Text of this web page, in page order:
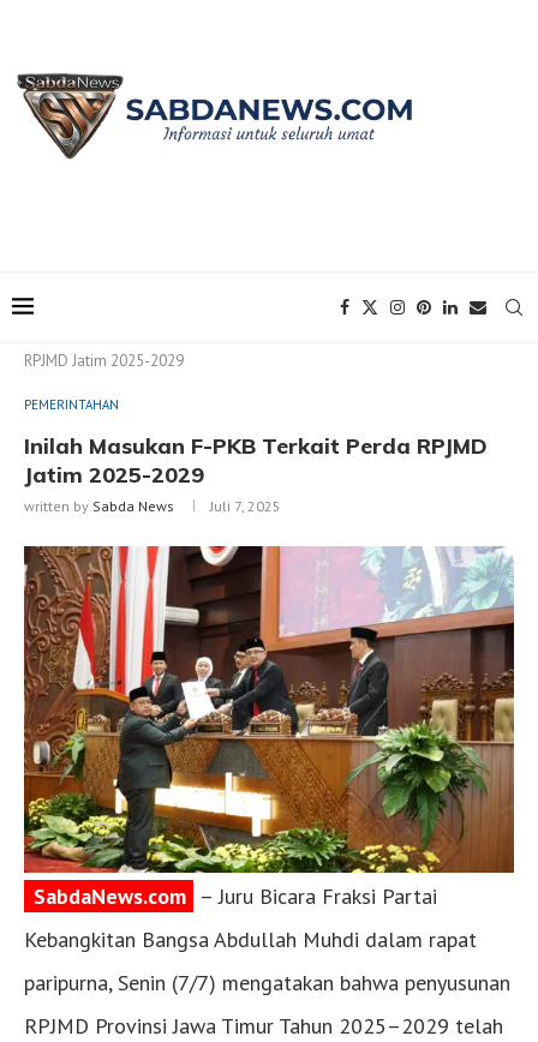
RPJMD Jatim 2025-2029
PEMERINTAHAN
Inilah Masukan F-PKB Terkait Perda RPJMD
Jatim 2025-2029
written by Sabda News Juli 7, 2025
SabdaNews.com – Juru Bicara Fraksi Partai
Kebangkitan Bangsa Abdullah Muhdi dalam rapat
paripurna, Senin (7/7) mengatakan bahwa penyusunan
RPJMD Provinsi Jawa Timur Tahun 2025–2029 telah